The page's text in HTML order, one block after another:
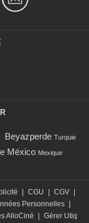
Beyazperde Turquie
México Mexique
| CGU | CGV |
Personnelles |
AlloCiné | Gérer Utiq